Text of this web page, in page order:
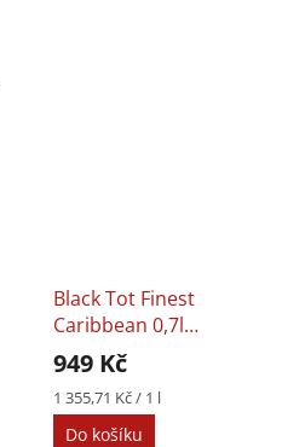
Black Tot Finest
Caribbean 0,7l
46,2%
949 Kč
Měrná
cena:
1 355,71 Kč / 1 l
Do košíku